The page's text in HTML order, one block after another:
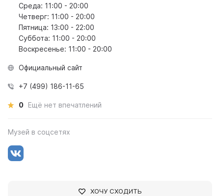
Среда: 11:00 - 20:00
Четверг: 11:00 - 20:00
Пятница: 13:00 - 22:00
Суббота: 11:00 - 20:00
Воскресенье: 11:00 - 20:00
Официальный сайт
+7 (499) 186-11-65
0 Ещё нет впечатлений
Музей в соцсетях
ХОЧУ СХОДИТЬ